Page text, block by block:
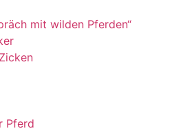
mit wilden Pferden“
Pferd